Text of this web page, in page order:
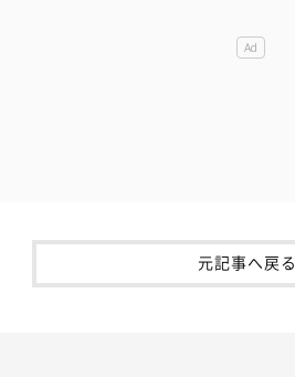
元記事へ戻る